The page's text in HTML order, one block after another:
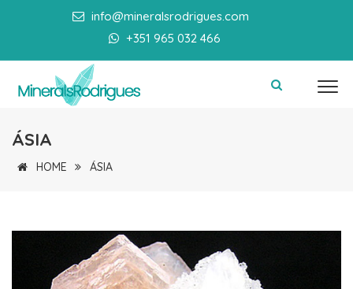
info@mineralsrodrigues.com
+351 965 032 466
ÁSIA
HOME ÁSIA